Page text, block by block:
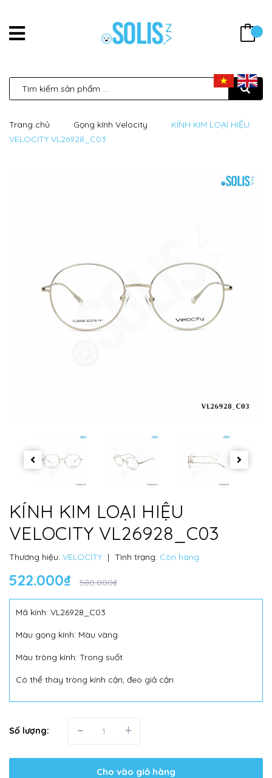
Trang chủ Gọng kính Velocity
KÍNH KIM LOẠI HIỆU
VELOCITY VL26928_C03
KÍNH KIM LOẠI HIỆU
VELOCITY VL26928_C03
Thương hiệu: VELOCITY | Tình trạng: Còn hàng
522.000₫ 580.000₫
Mã kính: VL26928_C03
Màu gọng kính: Màu vàng
Màu tròng kính: Trong suốt
Có thể thay tròng kính cận, đeo giả cận
Số lượng: - +
Cho vào giỏ hàng